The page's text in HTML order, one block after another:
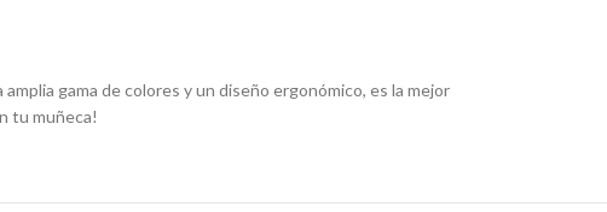
gama de colores y un diseño ergonómico, es la mejor
tu muñeca!